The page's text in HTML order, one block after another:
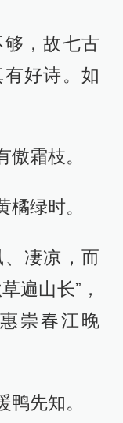
，故七古
好诗。如
霜枝。
绿时。
凄凉，而
遍山长”，
崇春江晚
先知。